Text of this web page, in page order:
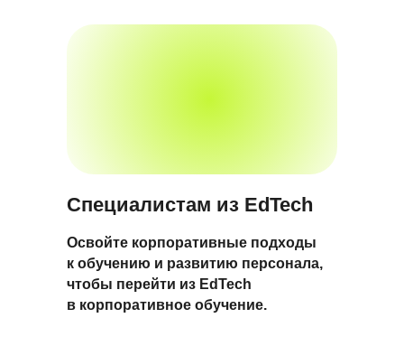
Специалистам из EdTech
Освойте корпоративные подходы
к обучению и развитию персонала,
чтобы перейти из EdTech
в корпоративное обучение.